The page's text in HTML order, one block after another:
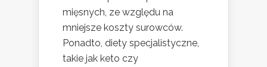
mięsnych, ze względu na
mniejsze koszty surowców.
Ponadto, diety specjalistyczne,
takie jak keto czy